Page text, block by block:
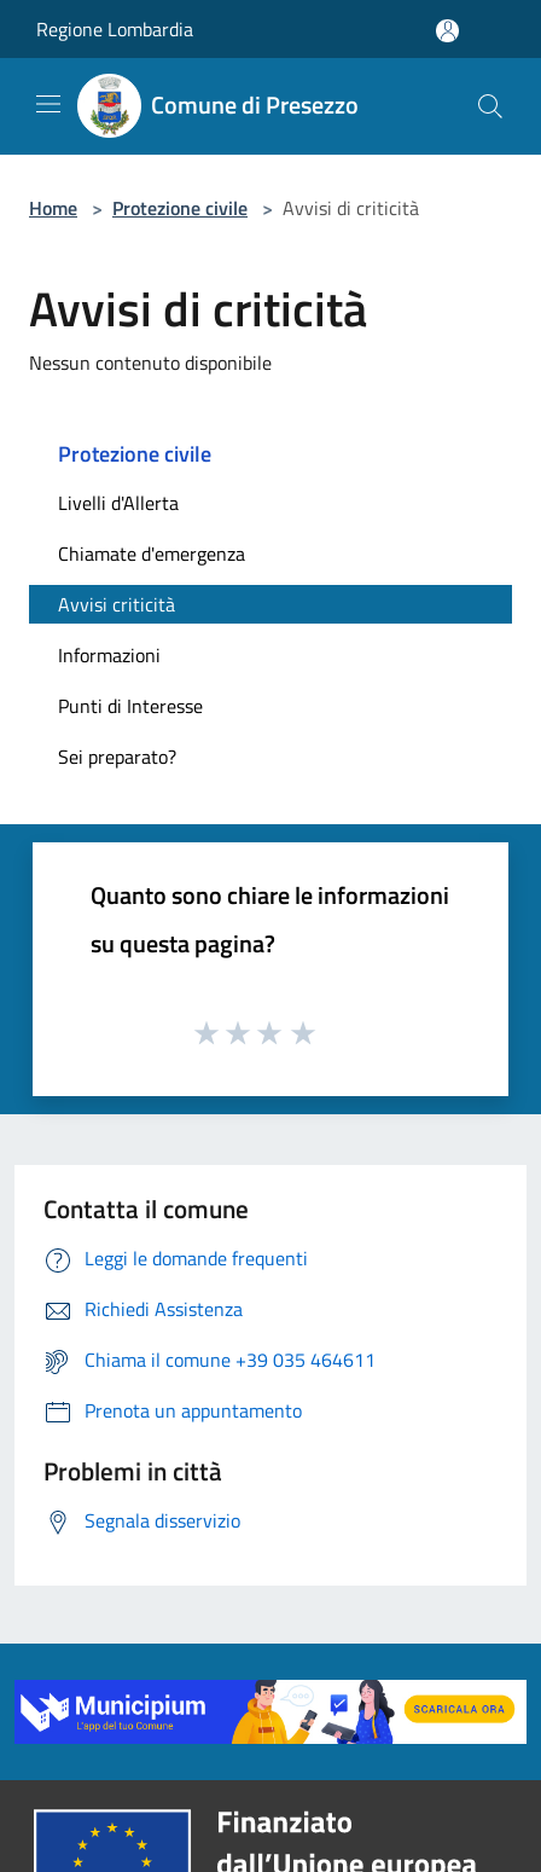
Regione Lombardia
Comune di Presezzo
Home > Protezione civile > Avvisi di criticità
Avvisi di criticità
Nessun contenuto disponibile
Protezione civile
Livelli d'Allerta
Chiamate d'emergenza
Avvisi criticità
Informazioni
Punti di Interesse
Sei preparato?
Quanto sono chiare le informazioni
su questa pagina?
Contatta il comune
Leggi le domande frequenti
Richiedi Assistenza
Chiama il comune +39 035 464611
Prenota un appuntamento
Problemi in città
Segnala disservizio